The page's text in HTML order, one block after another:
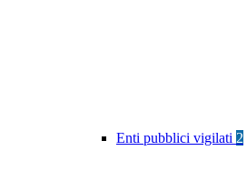
Enti pubblici vigilati 2